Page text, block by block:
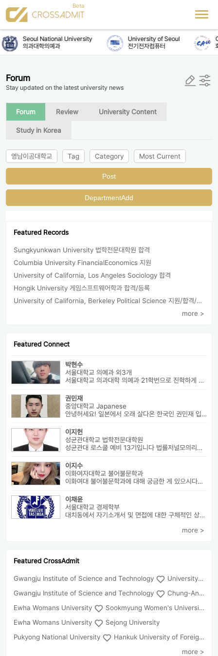
Seoul National University
의과대학의예과
University of Seoul
전기전자컴퓨터
Forum
Stay updated on the latest university news
Forum Review University Content
Study in Korea
영남이공대학교 Tag Category Most Current
Post
DepartmentAdd
Featured Records
Sungkyunkwan University 법학전문대학원 합격
Columbia University FinancialEconomics 지원
University of California, Los Angeles Sociology 합격
Hongik University 게임스프트웨어학과 합격/등록
University of California, Berkeley Political Science 지원/합격/등록
more >
Featured Connect
박현수
서울대학교 의예과 외3개
서울대학교 의과대학 의예과 21학번으로 진학하게 될 박현수라고 합니다~
권민재
중앙대학교 Japanese
안녕허세요! 일본에서 오래 살다온 한국인 권민재 입니다. 16년간 설고...
이지헌
성균관대학교 법학전문대학원
성균관대 로스쿨 예비 13기입니다 법률저널모의리트 전체3등으로 장학금 ...
이지수
이화여자대학교 불어불문학과
이화여대 불어불문학과에 대해 궁금한 게 있으시다면 번호로 연락 바랍니다...
이채윤
서울대학교 경제학부
대치동에서 자기소개서 및 면접에 대한 구체적인 상담 진행하고 있습니다....
more >
Featured CrossAdmit
Gwangju Institute of Science and Technology
University of Seoul
Gwangju Institute of Science and Technology
Chung-Ang University
Ewha Womans University
Sookmyung Women's University
Ewha Womans University
Sejong University
Pukyong National University
Hankuk University of Foreign Studies(Global Campus
more >